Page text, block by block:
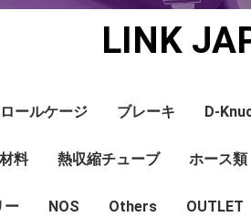
LINK
and Cables Terminals and
G1 - G4
CAN and Tuning
G4X - G4+
サー
サー
センサー
O2センサー
modules
Tools
CAN＆Tuning ケー
コネクタ＆Pin
Wire-in ハーネス
拡張ハーネス
クランクセンサー
温度センサー
MAPセンサー
圧力センサー
ノックセンサー
CAN ラムダ 空燃比
ブーストコントロー
Injector
ISC
その他
ク
ース
ーネス
ベル
ナー
ロールケージ ブレーキ D-
配線
シールド線
モールド線
配線
シールド線
モールド線
料 熱収縮チューブ
ハンダ付 収縮チュー
耐熱収縮メッシュチュ
切れ込み付 メッシュ
DR
DW
DW クリア
その他
ホース類
シリコン
耐熱スリ
バキュ
燃料ホー
ー NOS Others OUTLET